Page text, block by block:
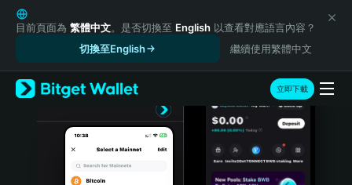
English
日本語
Русский
Español (Latinoamérica)
Türkçe
目前頁面為 繁體中文。是否切換至 English 以查看對應語言內容？
切換至English
繼續使用繁體中文
立即下載